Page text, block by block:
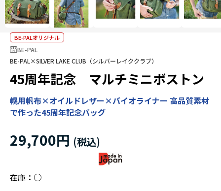
BE-PALオリジナル
BE-PAL
BE-PAL×SILVER LAKE CLUB（シルバーレイククラブ）
45周年記念 マルチミニボストン
幌用帆布×オイルドレザー×バイオライナー 高品質素材
で作った45周年記念バッグ
29,700円
在庫： ○